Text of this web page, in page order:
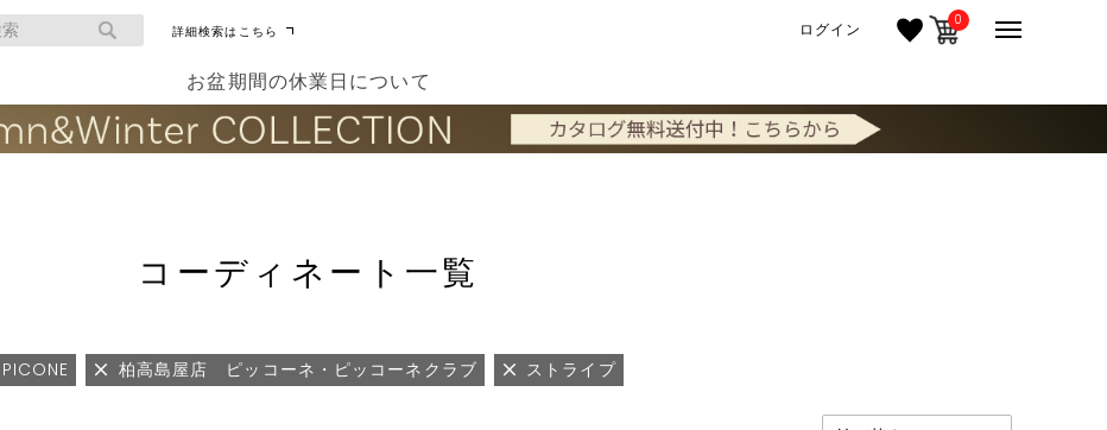
詳細検索はこちら ログイン 0
お盆期間の休業日について
コーディネート一覧
柏高島屋店 ピッコーネ・ピッコーネクラブ ストライプ